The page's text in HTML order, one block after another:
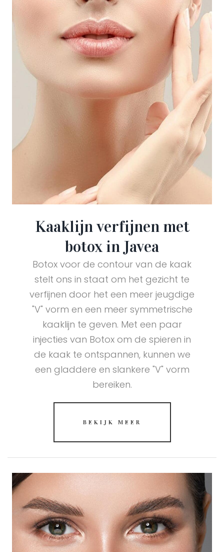
Kaaklijn verfijnen met
botox in Javea
Botox voor de contour van de kaak
stelt ons in staat om het gezicht te
verfijnen door het een meer jeugdige
"V" vorm en een meer symmetrische
kaaklijn te geven. Met een paar
injecties van Botox om de spieren in
de kaak te ontspannen, kunnen we
een gladdere en slankere "V" vorm
bereiken.
BEKIJK MEER